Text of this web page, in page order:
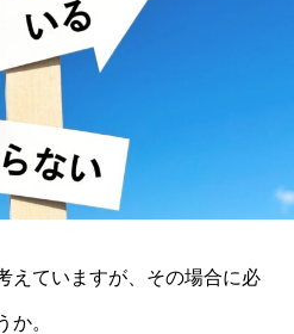
えていますが、その場合に必
か。